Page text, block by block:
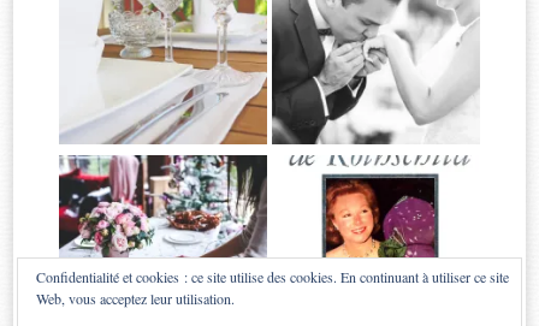
Confidentialité et cookies : ce site utilise des cookies. En continuant à utiliser ce site
Web, vous acceptez leur utilisation.